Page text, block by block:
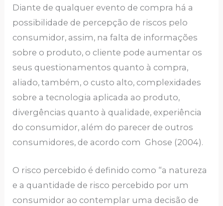
Diante de qualquer evento de compra há a
possibilidade de percepção de riscos pelo
consumidor, assim, na falta de informações
sobre o produto, o cliente pode aumentar os
seus questionamentos quanto à compra,
aliado, também, o custo alto, complexidades
sobre a tecnologia aplicada ao produto,
divergências quanto à qualidade, experiência
do consumidor, além do parecer de outros
consumidores, de acordo com Ghose (2004).
O risco percebido é definido como “a natureza
e a quantidade de risco percebido por um
consumidor ao contemplar uma decisão de